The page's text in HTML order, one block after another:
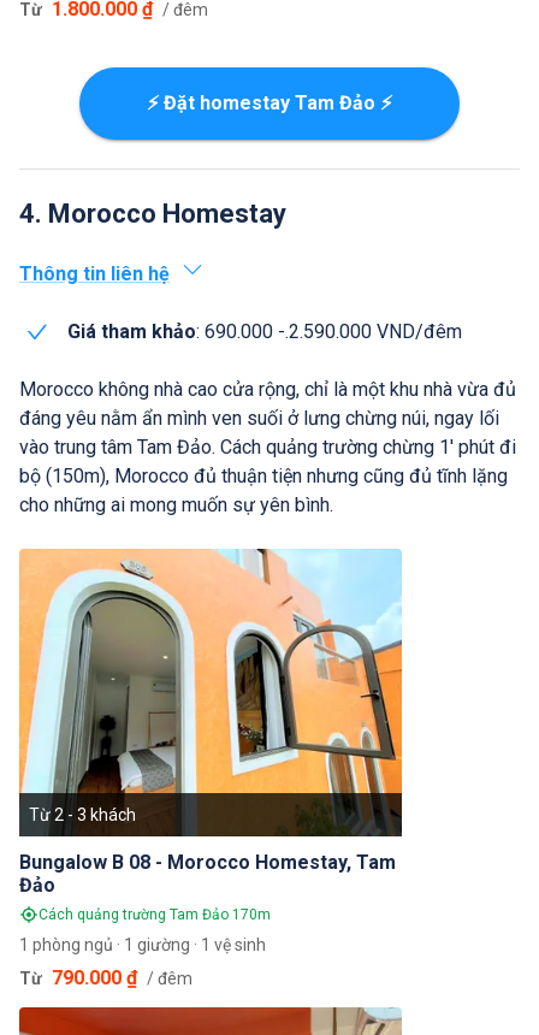
Từ 1.800.000 ₫ / đêm
⚡ Đặt homestay Tam Đảo ⚡
4. Morocco Homestay
Thông tin liên hệ
Giá tham khảo: 690.000 -.2.590.000 VND/đêm
Morocco không nhà cao cửa rộng, chỉ là một khu nhà vừa đủ
đáng yêu nằm ẩn mình ven suối ở lưng chừng núi, ngay lối
vào trung tâm Tam Đảo. Cách quảng trường chừng 1' phút đi
bộ (150m), Morocco đủ thuận tiện nhưng cũng đủ tĩnh lặng
cho những ai mong muốn sự yên bình.
Bungalow B 08 - Morocco Homestay, Tam
Đảo
Cách quảng trường Tam Đảo 170m
Từ 2 - 3 khách
1 phòng ngủ · 1 giường · 1 vệ sinh
Từ 790.000 ₫ / đêm